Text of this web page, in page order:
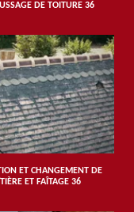
DE TOITURE 36
ET CHANGEMENT DE
ET FAÎTAGE 36